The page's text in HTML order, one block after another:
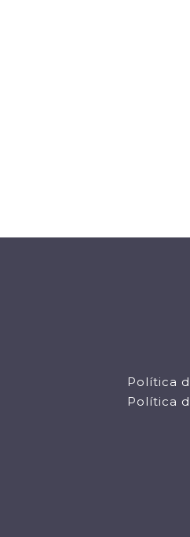
Política
Política